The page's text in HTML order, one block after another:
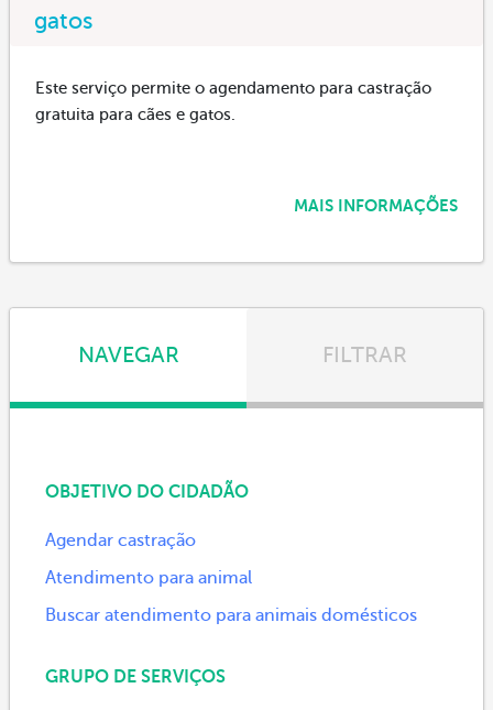
gatos
Este serviço permite o agendamento para castração
gratuita para cães e gatos.
MAIS INFORMAÇÕES
NAVEGAR FILTRAR
OBJETIVO DO CIDADÃO
Agendar castração
Atendimento para animal
Buscar atendimento para animais domésticos
GRUPO DE SERVIÇOS